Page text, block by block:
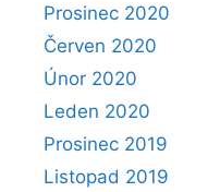
Prosinec 2020
Červen 2020
Únor 2020
Leden 2020
Prosinec 2019
Listopad 2019